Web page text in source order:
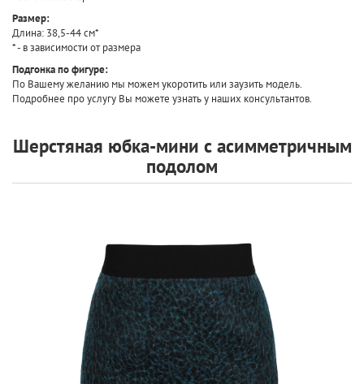
Размер:
Длина: 38,5-44 см*
* - в зависимости от размера
Подгонка по фигуре:
По Вашему желанию мы можем укоротить или заузить модель.
Подробнее про услугу Вы можете узнать у наших консультантов.
Шерстяная юбка-мини с асимметричным
подолом